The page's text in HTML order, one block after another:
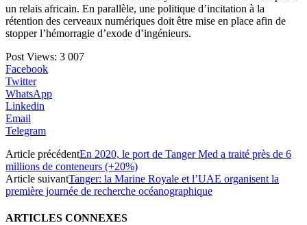
un relais africain. En parallèle, une politique d’incitation à la
rétention des cerveaux numériques doit être mise en place afin de
stopper l’hémorragie d’exode d’ingénieurs.
Post Views: 3 007
Facebook
Twitter
WhatsApp
Linkedin
Email
Telegram
Article précédentEn 2020, le port de Tanger Med a traité près de 6
millions de conteneurs (+20%)
Article suivantTanger: la Marine Royale et l’UAE organisent la
première journée de recherche océanographique
ARTICLES CONNEXES